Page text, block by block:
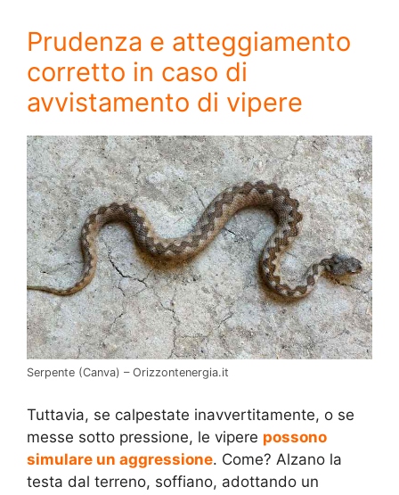
Prudenza e atteggiamento
corretto in caso di
avvistamento di vipere
Serpente (Canva) – Orizzontenergia.it
Tuttavia, se calpestate inavvertitamente, o se
messe sotto pressione, le vipere possono
simulare un aggressione. Come? Alzano la
testa dal terreno, soffiano, adottando un